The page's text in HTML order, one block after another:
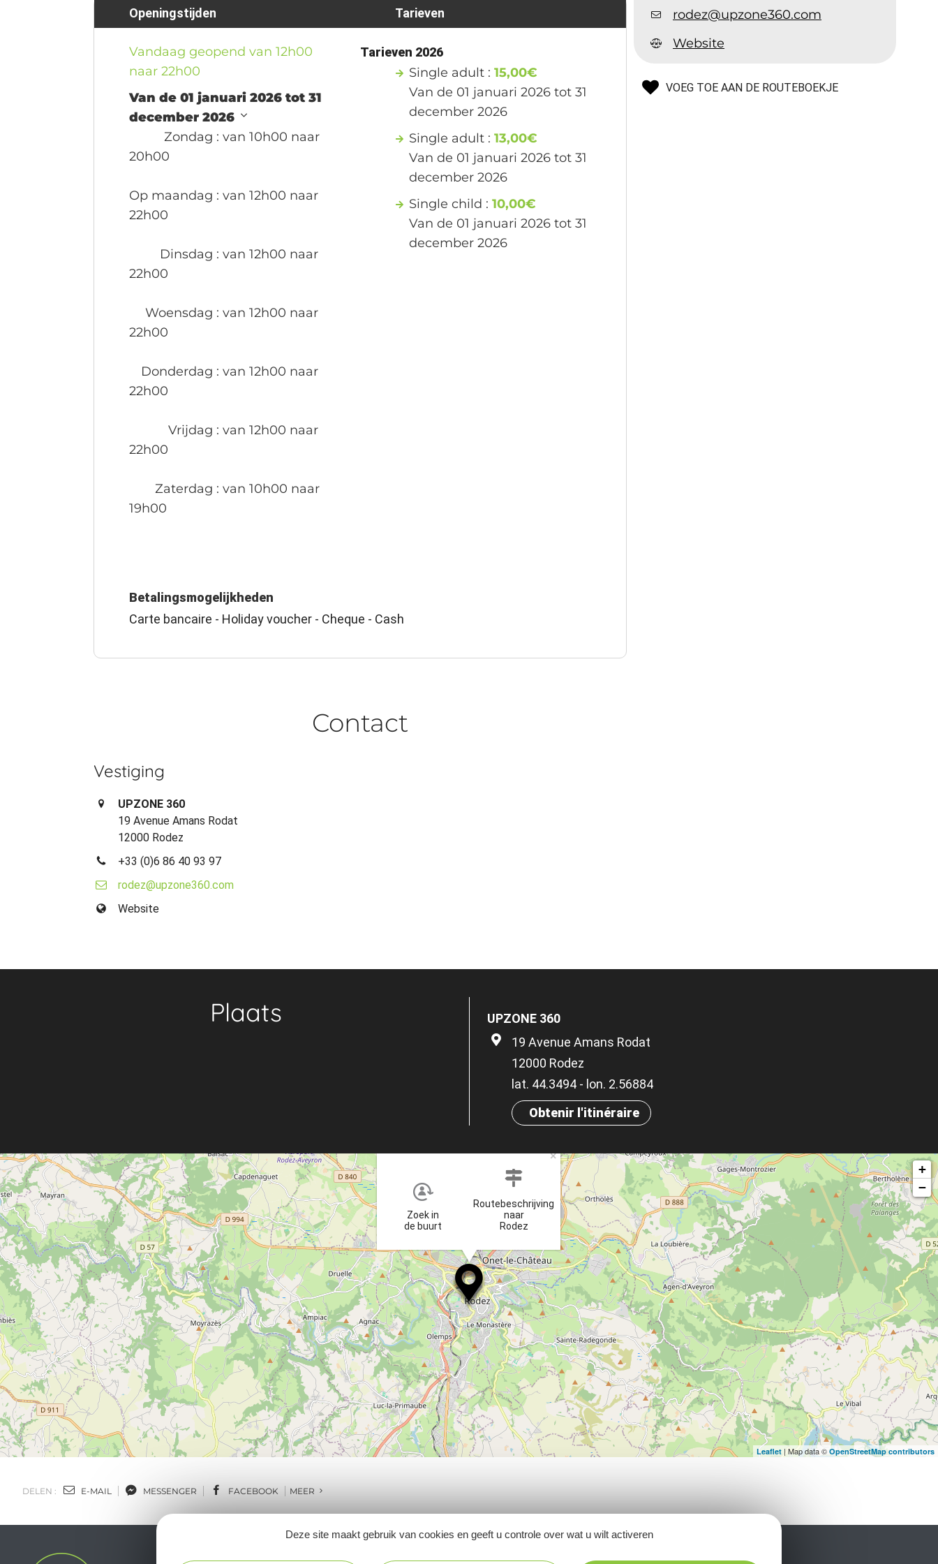
rodez@upzone360.com
Website
VOEG TOE AAN DE ROUTEBOEKJE
Openingstijden
Vandaag geopend van 12h00
naar 22h00
Van de 01 januari 2026 tot 31
december 2026
Zondag : van 10h00 naar
20h00
Op maandag : van 12h00 naar
22h00
Dinsdag : van 12h00 naar
22h00
Woensdag : van 12h00 naar
22h00
Donderdag : van 12h00 naar
22h00
Vrijdag : van 12h00 naar
22h00
Zaterdag : van 10h00 naar
19h00
Tarieven
Tarieven 2026
Single adult :15,00€
Van de 01 januari 2026 tot 31
december 2026
Single adult :13,00€
Van de 01 januari 2026 tot 31
december 2026
Single child :10,00€
Van de 01 januari 2026 tot 31
december 2026
Betalingsmogelijkheden
Carte bancaire - Holiday voucher - Cheque - Cash
Contact
Vestiging
UPZONE 360
19 Avenue Amans Rodat
12000 Rodez
+33 (0)6 86 40 93 97
rodez@upzone360.com
Website
Plaats
UPZONE 360
19 Avenue Amans Rodat
12000 Rodez
lat. 44.3494 - lon. 2.56884
Obtenir l'itinéraire
Zoek in
de buurt
Routebeschrijving
naar
Rodez
×
+
−
Leaflet | Map data © OpenStreetMap contributors
DELEN : E-MAIL MESSENGER FACEBOOK MEER
Deze site maakt gebruik van cookies en geeft u controle over wat u wilt activeren